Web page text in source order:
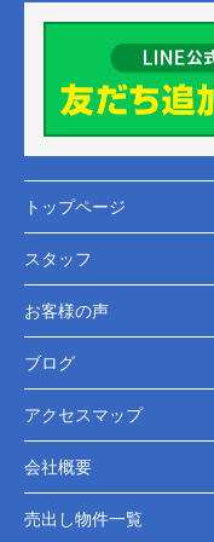
トップページ
スタッフ
お客様の声
ブログ
アクセスマップ
会社概要
売出し物件一覧